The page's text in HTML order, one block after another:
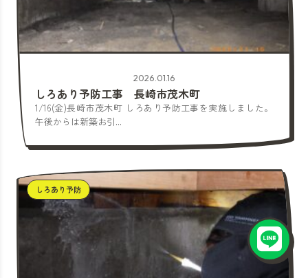
2026.01.16
しろあり予防工事 長崎市茂木町
1/16(金)長崎市茂木町 しろあり予防工事を実施しました。
午後からは新築お引...
しろあり予防